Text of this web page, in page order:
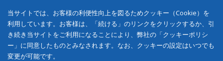
当サイトでは、お客様の利便性向上を図るためクッキー（Cookie）を
利用しています。お客様は、「続ける」のリンクをクリックするか、引
き続き当サイトをご利用になることにより、弊社の「クッキーポリシ
ー」に同意したものとみなされます。なお、クッキーの設定はいつでも
変更が可能です。